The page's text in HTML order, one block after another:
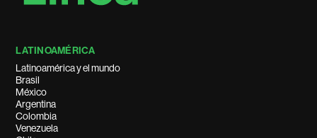
LATINOAMÉRICA
Latinoamérica y el mundo
Brasil
México
Argentina
Colombia
Venezuela